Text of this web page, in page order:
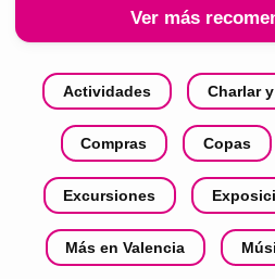
Ver más
Actividades Charlar
Compras Copas
Excursiones
Más en Valencia